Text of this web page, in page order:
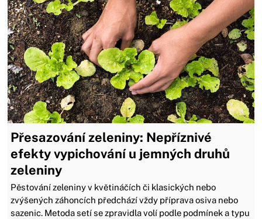
Přesazování zeleniny: Nepříznivé
efekty vypichování u jemných druhů
zeleniny
Pěstování zeleniny v květináčích či klasických nebo
zvýšených záhoncích předchází vždy příprava osiva nebo
sazenic. Metoda setí se zpravidla volí podle podmínek a typu